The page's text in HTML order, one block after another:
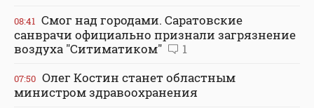
08:41 Смог над городами. Саратовские
санврачи официально признали загрязнение
воздуха "Ситиматиком"
1
07:50 Олег Костин станет областным
министром здравоохранения